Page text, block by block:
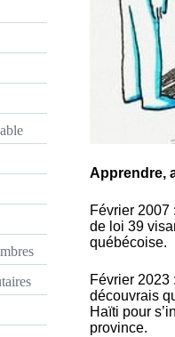
Apprendre,
Février 2007
de loi 39
québécoise.
Février 2023
découvrais
Haïti pour
province.